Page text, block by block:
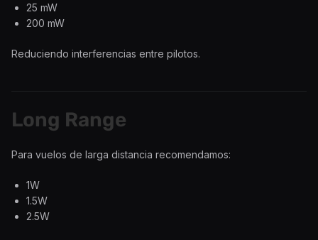
25 mW
200 mW
Reduciendo interferencias entre pilotos.
Long Range
Para vuelos de larga distancia recomendamos:
1W
1.5W
2.5W